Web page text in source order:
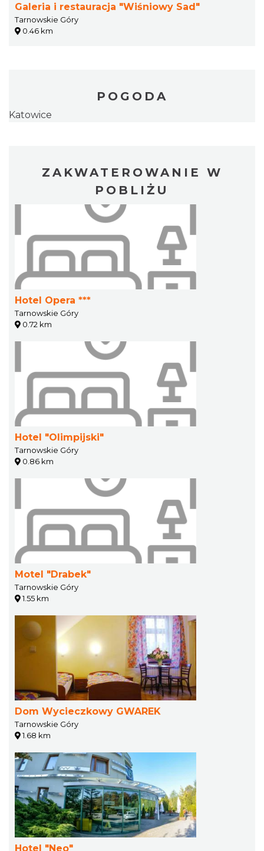
Galeria i restauracja "Wiśniowy Sad"
Tarnowskie Góry
0.46 km
POGODA
Katowice
ZAKWATEROWANIE W
POBLIŻU
Hotel Opera ***
Tarnowskie Góry
0.72 km
Hotel "Olimpijski"
Tarnowskie Góry
0.86 km
Motel "Drabek"
Tarnowskie Góry
1.55 km
Dom Wycieczkowy GWAREK
Tarnowskie Góry
1.68 km
Hotel "Neo"